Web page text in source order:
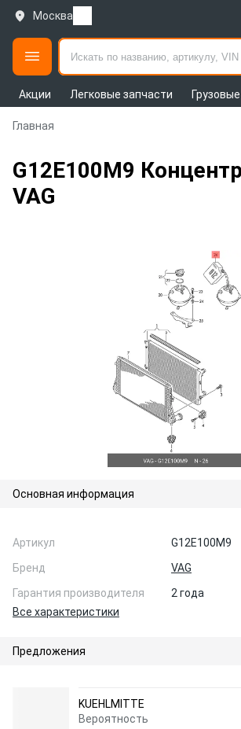
Москва
Акции Легковые запчасти
Главная
G12E100M9
VAG
Основная информация
Артикул
G12E100M9
Бренд
VAG
Гарантия производителя
2 года
Все характеристики
Предложения
KUEHLMITTE
Вероятность